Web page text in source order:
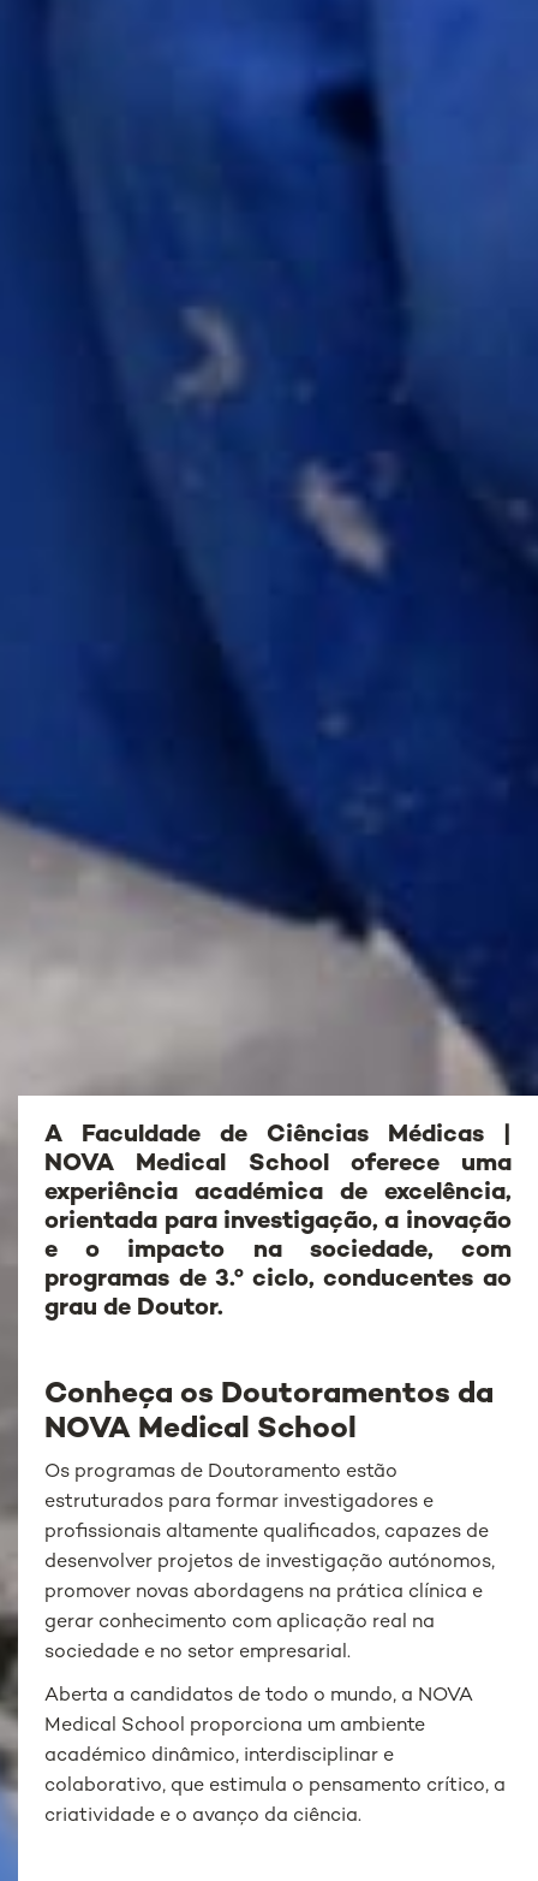
A Faculdade de Ciências Médicas |
NOVA Medical School oferece uma
experiência académica de excelência,
orientada para investigação, a inovação
e o impacto na sociedade, com
programas de 3.º ciclo, conducentes ao
grau de Doutor.
Conheça os Doutoramentos da
NOVA Medical School
Os programas de Doutoramento estão
estruturados para formar investigadores e
profissionais altamente qualificados, capazes de
desenvolver projetos de investigação autónomos,
promover novas abordagens na prática clínica e
gerar conhecimento com aplicação real na
sociedade e no setor empresarial.
Aberta a candidatos de todo o mundo, a NOVA
Medical School proporciona um ambiente
académico dinâmico, interdisciplinar e
colaborativo, que estimula o pensamento crítico, a
criatividade e o avanço da ciência.